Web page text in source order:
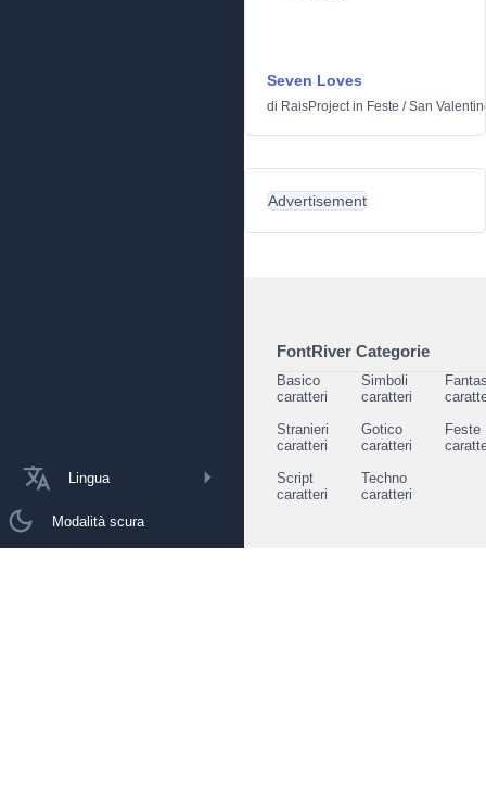
Lingua
Modalità scura
Seven Loves
di RaisProjectin Feste /San
Advertisement
FontRiver Categorie
Basico
caratteri
Simboli
caratteri
Stranieri
caratteri
Gotico
caratteri
Feste
Script
caratteri
Techno
caratteri